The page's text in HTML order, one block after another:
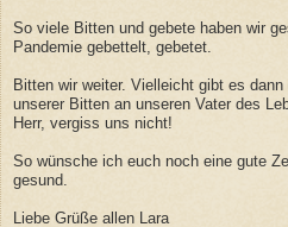
So viele Bitten und gebete haben wir
Pandemie gebettelt, gebetet.
Bitten wir weiter. Vielleicht gibt es
unserer Bitten an unseren Vater des
Herr, vergiss uns nicht!
So wünsche ich euch noch eine gute
gesund.
Liebe Grüße allen Lara